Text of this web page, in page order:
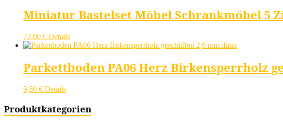
Miniatur Bastelset Möbel Schrankmöbel 5
72,00 € Details
Parkettboden PA06 Herz Birkensperrholz
9,50 € Details
Produktkategorien